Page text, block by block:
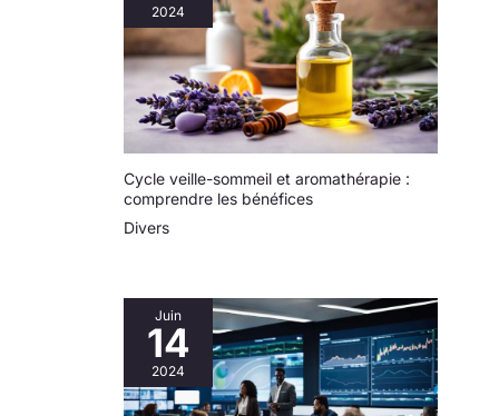
significative la
consommation d'énergie
personnes qui aiment le sport, les voyages, les fêtes
et autres activités de plein air. La tranquillité d'esprit
de ce ventilateur de refroidissement en fait un article
indispensable pour le bureau et la maison, comme la
chambre, la cuisine en été.
2024
Cycle veille-sommeil et aromathérapie :
comprendre les bénéfices
Divers
Juin
14
2024